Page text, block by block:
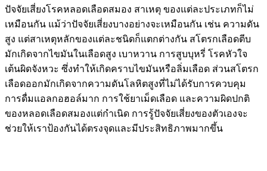
ปัจจัยเสี่ยงโรคหลอดเลือดสมอง สาเหตุ ของแต่ละประเภทก็ไม่
เหมือนกัน แม้ว่าปัจจัยเสี่ยงบางอย่างจะเหมือนกัน เช่น ความดัน
สูง แต่สาเหตุหลักของแต่ละชนิดก็แตกต่างกัน สโตรกเลือดตีบ
มักเกิดจากไขมันในเลือดสูง เบาหวาน การสูบบุหรี่ โรคหัวใจ
เต้นผิดจังหวะ ซึ่งทำให้เกิดคราบไขมันหรือลิ่มเลือด ส่วนสโตรก
เลือดออกมักเกิดจากความดันโลหิตสูงที่ไม่ได้รับการควบคุม
การดื่มแอลกอฮอล์มาก การใช้ยาเม็ดเลือด และความผิดปกติ
ของหลอดเลือดสมองแต่กำเนิด การรู้ปัจจัยเสี่ยงของตัวเองจะ
ช่วยให้เราป้องกันได้ตรงจุดและมีประสิทธิภาพมากขึ้น